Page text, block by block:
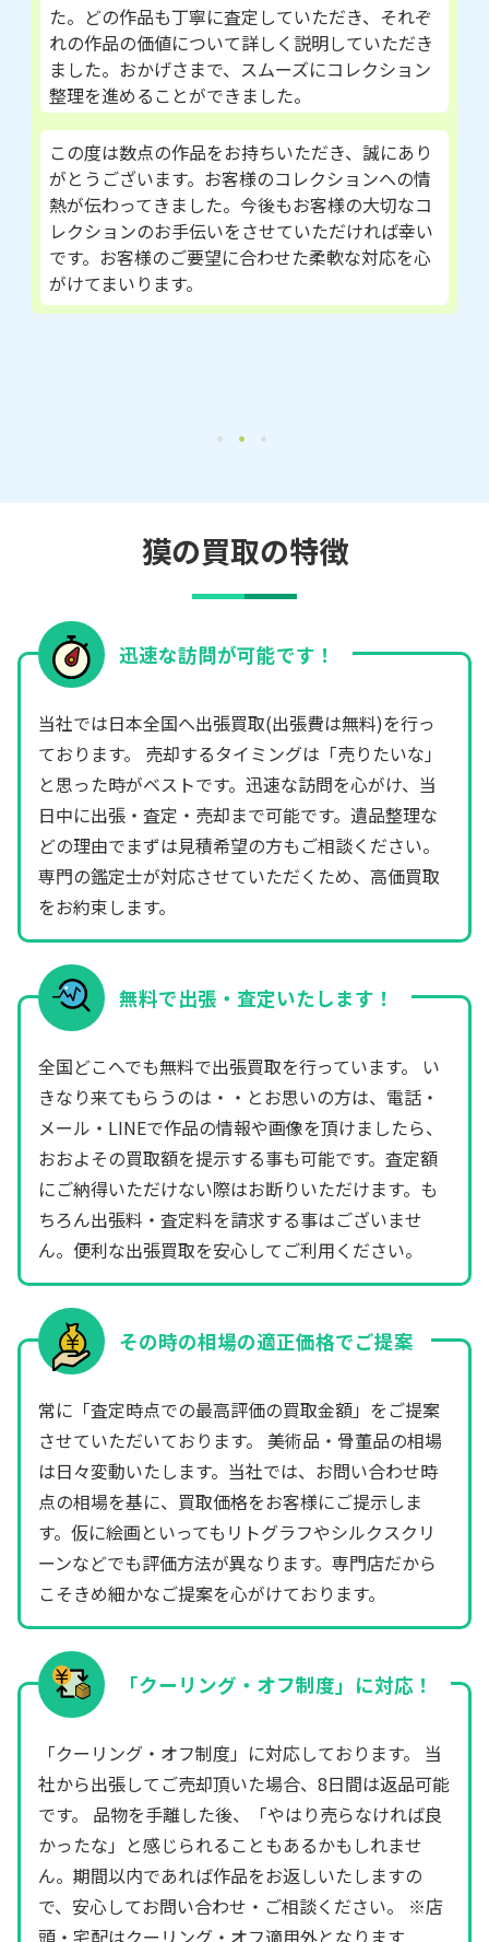
た。どの作品も丁寧に査定していただき、それぞ
れの作品の価値について詳しく説明していただき
ました。おかげさまで、スムーズにコレクション
整理を進めることができました。
この度は数点の作品をお持ちいただき、誠にあり
がとうございます。お客様のコレクションへの情
熱が伝わってきました。今後もお客様の大切なコ
レクションのお手伝いをさせていただければ幸い
です。お客様のご要望に合わせた柔軟な対応を心
がけてまいります。
獏の買取の特徴
迅速な訪問が可能です！
当社では日本全国へ出張買取(出張費は無料)を行っ
ております。 売却するタイミングは「売りたいな」
と思った時がベストです。迅速な訪問を心がけ、当
日中に出張・査定・売却まで可能です。遺品整理な
どの理由でまずは見積希望の方もご相談ください。
専門の鑑定士が対応させていただくため、高価買取
をお約束します。
無料で出張・査定いたします！
全国どこへでも無料で出張買取を行っています。 い
きなり来てもらうのは・・とお思いの方は、電話・
メール・LINEで作品の情報や画像を頂けましたら、
おおよその買取額を提示する事も可能です。査定額
にご納得いただけない際はお断りいただけます。も
ちろん出張料・査定料を請求する事はございませ
ん。便利な出張買取を安心してご利用ください。
その時の相場の適正価格でご提案
常に「査定時点での最高評価の買取金額」をご提案
させていただいております。 美術品・骨董品の相場
は日々変動いたします。当社では、お問い合わせ時
点の相場を基に、買取価格をお客様にご提示しま
す。仮に絵画といってもリトグラフやシルクスクリ
ーンなどでも評価方法が異なります。専門店だから
こそきめ細かなご提案を心がけております。
「クーリング・オフ制度」に対応！
「クーリング・オフ制度」に対応しております。 当
社から出張してご売却頂いた場合、8日間は返品可能
です。 品物を手離した後、「やはり売らなければ良
かったな」と感じられることもあるかもしれませ
ん。期間以内であれば作品をお返しいたしますの
で、安心してお問い合わせ・ご相談ください。 ※店
頭・宅配はクーリング・オフ適用外となります